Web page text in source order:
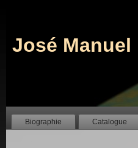
José Manuel
Biographie Catalogue